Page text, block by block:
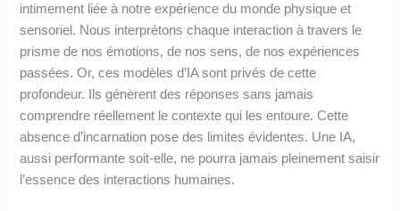
intimement liée à notre expérience du monde physique et
sensoriel. Nous interprétons chaque interaction à travers le
prisme de nos émotions, de nos sens, de nos expériences
passées. Or, ces modèles d’IA sont privés de cette
profondeur. Ils génèrent des réponses sans jamais
comprendre réellement le contexte qui les entoure. Cette
absence d’incarnation pose des limites évidentes. Une IA,
aussi performante soit-elle, ne pourra jamais pleinement saisir
l’essence des interactions humaines.